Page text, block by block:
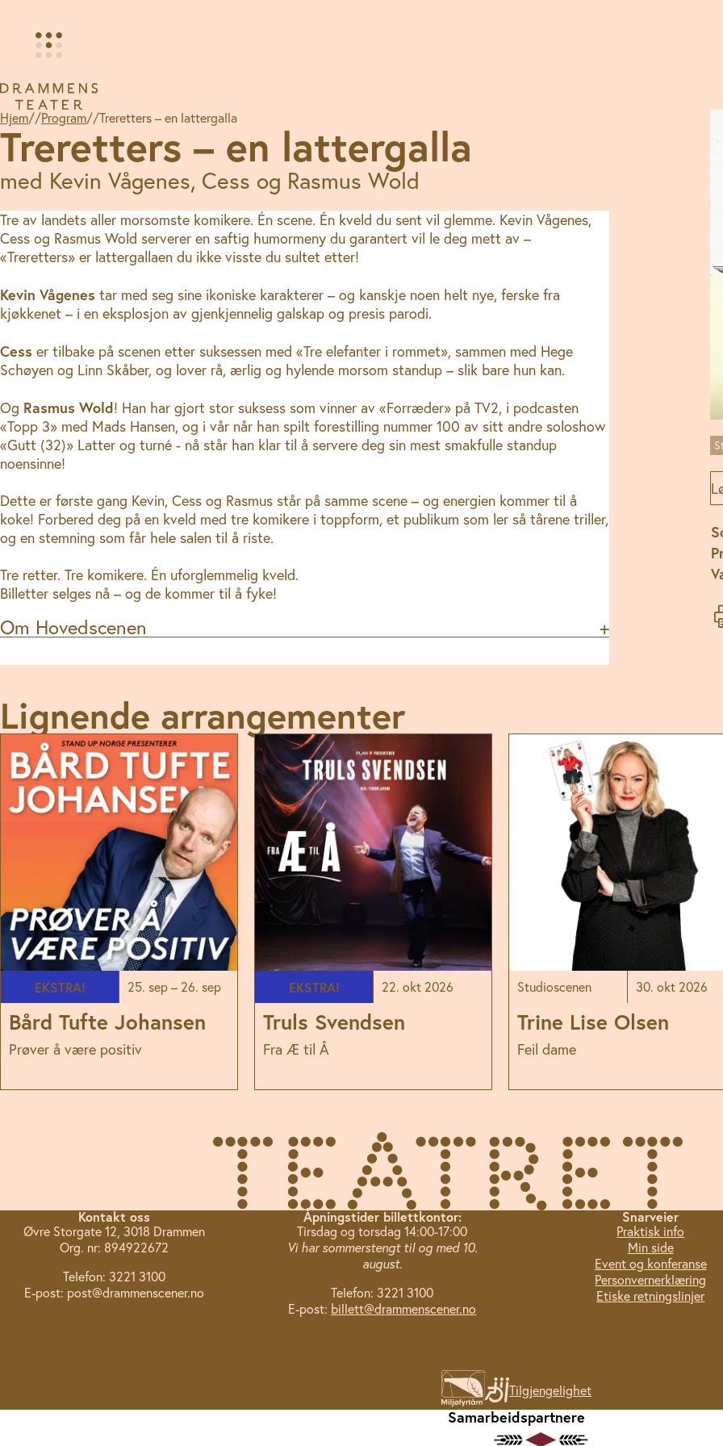
innhold
Hjem//Program//Treretters – en lattergalla
Treretters – en lattergalla
med Kevin Vågenes, Cess og Rasmus Wold
Tre av landets aller morsomste komikere. Én scene. Én kveld du sent vil glemme. Kevin Vågenes,
Cess og Rasmus Wold serverer en saftig humormeny du garantert vil le deg mett av –
«Treretters» er lattergallaen du ikke visste du sultet etter!
Kevin Vågenes tar med seg sine ikoniske karakterer – og kanskje noen helt nye, ferske fra
kjøkkenet – i en eksplosjon av gjenkjennelig galskap og presis parodi.
Cess er tilbake på scenen etter suksessen med «Tre elefanter i rommet», sammen med Hege
Schøyen og Linn Skåber, og lover rå, ærlig og hylende morsom standup – slik bare hun kan.
Og Rasmus Wold! Han har gjort stor suksess som vinner av «Forræder» på TV2, i podcasten
«Topp 3» med Mads Hansen, og i vår når han spilt forestilling nummer 100 av sitt andre soloshow
«Gutt (32)» Latter og turné - nå står han klar til å servere deg sin mest smakfulle standup
noensinne!
Dette er første gang Kevin, Cess og Rasmus står på samme scene – og energien kommer til å
koke! Forbered deg på en kveld med tre komikere i toppform, et publikum som ler så tårene triller,
og en stemning som får hele salen til å riste.
Tre retter. Tre komikere. Én uforglemmelig kveld.
Billetter selges nå – og de kommer til å fyke!
Om Hovedscenen
Lignende arrangementer
EKSTRA!
Hovedscenen
25. sep – 26. sep
Bård Tufte Johansen
Prøver å være positiv
EKSTRA! 22. okt 2026
Truls Svendsen
Fra Æ til Å
Studioscenen 30. okt 2026
Trine Lise Olsen
Feil dame
Kontakt oss
Øvre Storgate 12, 3018 Drammen
Org. nr: 894922672
Telefon: 3221 3100
E-post: post@drammenscener.no
Åpningstider billettkontor:
Tirsdag og torsdag 14:00-17:00
Vi har sommerstengt til og med 10.
august.
Telefon: 3221 3100
E-post: billett@drammenscener.no
Snarveier
Praktisk info
Min side
Event og konferanse
Personvernerklæring
Etiske retningslinjer
Tilgjengelighet
Samarbeidspartnere